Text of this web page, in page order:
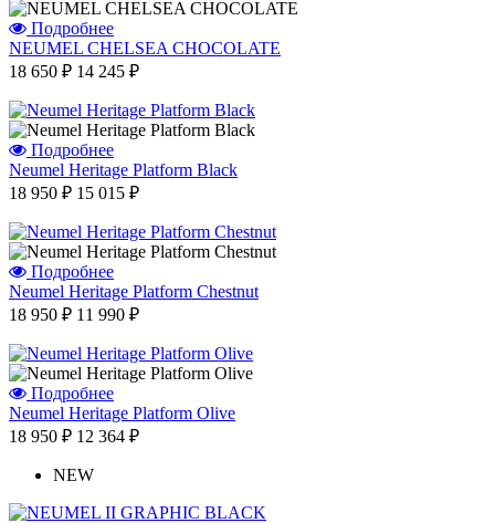
Подробнее
NEUMEL CHELSEA CHOCOLATE
18 650 ₽ 14 245 ₽
Подробнее
Neumel Heritage Platform Black
18 950 ₽ 15 015 ₽
Подробнее
Neumel Heritage Platform Chestnut
18 950 ₽ 11 990 ₽
Подробнее
Neumel Heritage Platform Olive
18 950 ₽ 12 364 ₽
NEW